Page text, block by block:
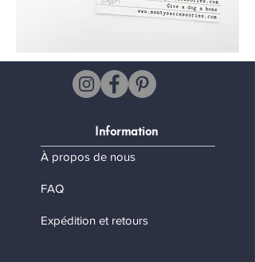
Information
À propos de nous
FAQ
Expédition et retours